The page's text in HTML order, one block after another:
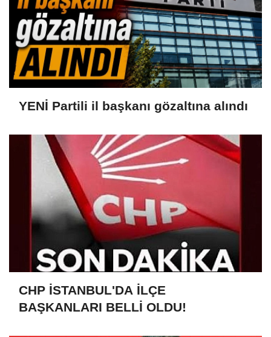
YENİ Partili il başkanı gözaltına alındı
CHP İSTANBUL'DA İLÇE
BAŞKANLARI BELLİ OLDU!